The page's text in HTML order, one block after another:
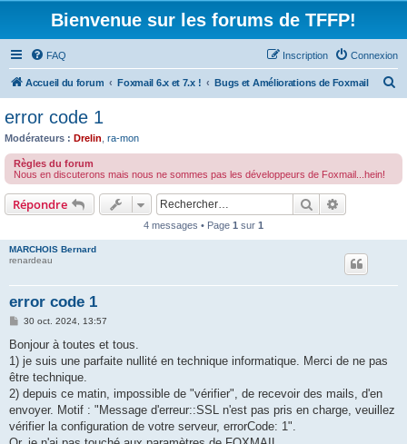
Bienvenue sur les forums de TFFP!
FAQ Connexion
Inscription
Accueil du forum Foxmail 6.x et 7.x ! Bugs et Améliorations de Foxmail
error code 1
Modérateurs : Drelin ra-mon
Règles du forum
Nous en discuterons mais nous ne sommes pas les développeurs de Foxmail...hein!
Répondre Rechercher
4 messages • Page 1 sur 1
MARCHOIS Bernard
renardeau
error code 1
M
s
g
30 oct. 2024, 13:57
Bonjour à toutes et tous.
1) je suis une parfaite nullité en technique informatique. Merci de ne pas
être technique.
2) depuis ce matin, impossible de "vérifier", de recevoir des mails, d'en
envoyer. Motif : "Message d'erreur::SSL n'est pas pris en charge, veuillez
vérifier la configuration de votre serveur, errorCode: 1".